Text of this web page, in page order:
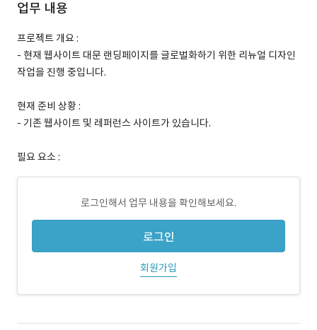
업무 내용
프로젝트 개요 :
- 현재 웹사이트 대문 랜딩페이지를 글로벌화하기 위한 리뉴얼 디자인
작업을 진행 중입니다.
현재 준비 상황 :
- 기존 웹사이트 및 레퍼런스 사이트가 있습니다.
필요 요소 :
로그인해서 업무 내용을 확인해보세요.
로그인
회원가입